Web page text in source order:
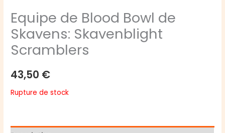
Equipe de Blood Bowl de
Skavens: Skavenblight
Scramblers
43,50 €
Rupture de stock